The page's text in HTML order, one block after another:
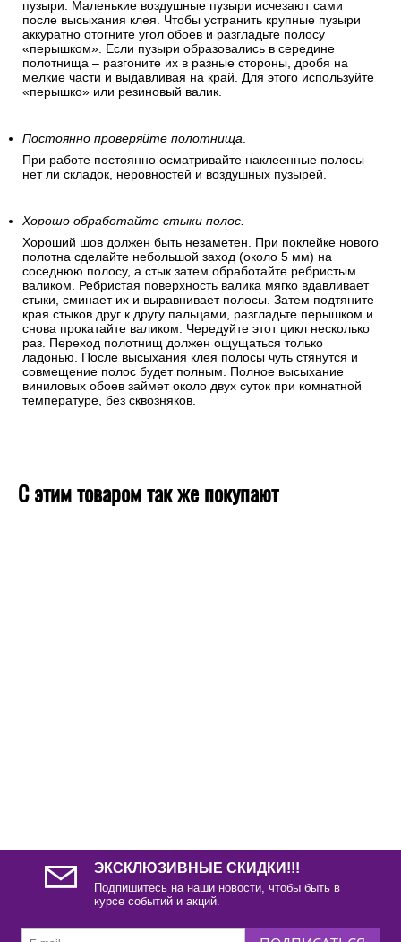
пузыри. Маленькие воздушные пузыри исчезают сами
после высыхания клея. Чтобы устранить крупные пузыри
аккуратно отогните угол обоев и разгладьте полосу
«перышком». Если пузыри образовались в середине
полотнища – разгоните их в разные стороны, дробя на
мелкие части и выдавливая на край. Для этого используйте
«перышко» или резиновый валик.
Постоянно проверяйте полотнища.
При работе постоянно осматривайте наклеенные полосы –
нет ли складок, неровностей и воздушных пузырей.
Хорошо обработайте стыки полос.
Хороший шов должен быть незаметен. При поклейке нового
полотна сделайте небольшой заход (около 5 мм) на
соседнюю полосу, а стык затем обработайте ребристым
валиком. Ребристая поверхность валика мягко вдавливает
стыки, сминает их и выравнивает полосы. Затем подтяните
края стыков друг к другу пальцами, разгладьте перышком и
снова прокатайте валиком. Чередуйте этот цикл несколько
раз. Переход полотнищ должен ощущаться только
ладонью. После высыхания клея полосы чуть стянутся и
совмещение полос будет полным. Полное высыхание
виниловых обоев займет около двух суток при комнатной
температуре, без сквозняков.
С этим товаром так же покупают
ЭКСКЛЮЗИВНЫЕ СКИДКИ!!!
Подпишитесь на наши новости, чтобы быть в
курсе событий и акций.